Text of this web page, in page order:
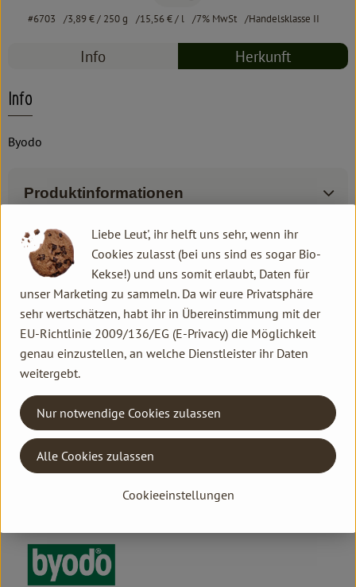
#6703 3,89 €/ 250 g 15,56 €/ l 7% MwSt Handelsklasse II
Info Herkunft
Info
Byodo
Produktinformationen
Zutaten
Produktdatenblatt
Herkunft
Hersteller: Byodo
Liebe Leut', ihr helft uns sehr, wenn ihr
Cookies zulasst (bei uns sind es sogar Bio-
Kekse!) und uns somit erlaubt, Daten für
unser Marketing zu sammeln. Da wir eure Privatsphäre
sehr wertschätzen, habt ihr in Übereinstimmung mit der
EU-Richtlinie 2009/136/EG (E-Privacy) die Möglichkeit
genau einzustellen, an welche Dienstleister ihr Daten
weitergebt.
Cookieeinstellungen
Nur notwendige Cookies zulassen
Alle Cookies zulassen